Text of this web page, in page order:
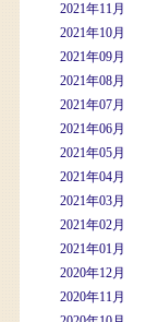
2021年11月
2021年10月
2021年09月
2021年08月
2021年07月
2021年06月
2021年05月
2021年04月
2021年03月
2021年02月
2021年01月
2020年12月
2020年11月